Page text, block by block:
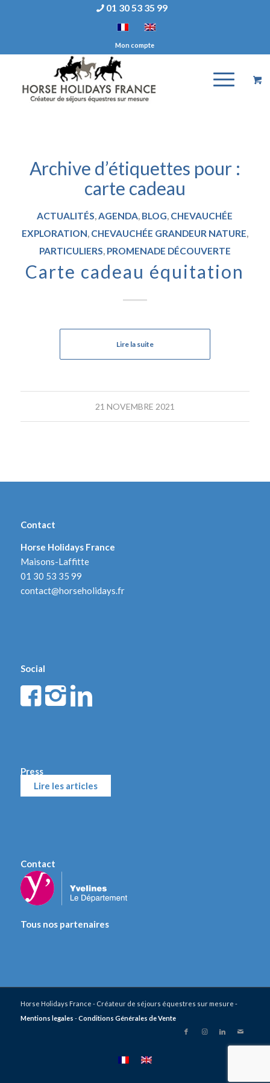
01 30 53 35 99
Mon compte
Archive d’étiquettes pour :
carte cadeau
ACTUALITÉS,AGENDA, BLOG, CHEVAUCHÉE
EXPLORATION, CHEVAUCHÉE GRANDEUR NATURE,
PARTICULIERS, PROMENADE DÉCOUVERTE
Carte cadeau équitation
Lire la suite
21 NOVEMBRE 2021
Contact
Horse Holidays France
Maisons-Laffitte
01 30 53 35 99
contact@horseholidays.fr
Social
Press
Lire les articles
Contact
Tous nos partenaires
Horse Holidays France - Créateur de séjours équestres sur mesure -
Mentions legales -Conditions Générales de Vente